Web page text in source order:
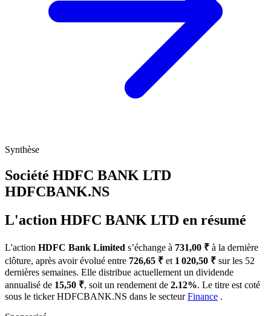
Synthèse
Société HDFC BANK LTD
HDFCBANK.NS
L'action HDFC BANK LTD en résumé
L'action HDFC Bank Limited s’échange à 731,00 ₹ à la dernière
clôture, après avoir évolué entre 726,65 ₹ et 1 020,50 ₹ sur les 52
dernières semaines. Elle distribue actuellement un dividende
annualisé de 15,50 ₹, soit un rendement de 2.12%. Le titre est coté
sous le tickerHDFCBANK.NS dans le secteurFinance .